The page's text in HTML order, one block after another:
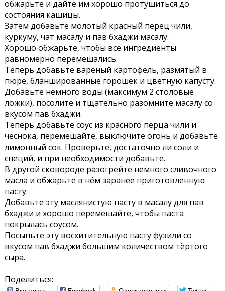
обжарьте и дайте им хорошо протушиться до
состояния кашицы.
Затем добавьте молотый красный перец чили,
куркуму, чат масалу и пав бхаджи масалу.
Хорошо обжарьте, чтобы все ингредиенты
равномерно перемешались.
Теперь добавьте варёный картофель, размятый в
пюре, бланшированные горошек и цветную капусту.
Добавьте немного воды (максимум 2 столовые
ложки), посолите и тщательно разомните масалу со
вкусом пав бхаджи.
Теперь добавьте соус из красного перца чили и
чеснока, перемешайте, выключите огонь и добавьте
лимонный сок. Проверьте, достаточно ли соли и
специй, и при необходимости добавьте.
В другой сковороде разогрейте немного сливочного
масла и обжарьте в нём заранее приготовленную
пасту.
Добавьте эту маслянистую пасту в масалу для пав
бхаджи и хорошо перемешайте, чтобы паста
покрылась соусом.
Посыпьте эту восхитительную пасту фузили со
вкусом пав бхаджи большим количеством тёртого
сыра.
Поделиться: